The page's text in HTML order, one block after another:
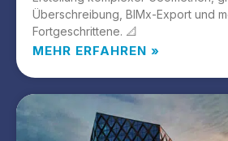
Überschreibung, BIMx-Export und
Fortgeschrittene. 📐
MEHR ERFAHREN »